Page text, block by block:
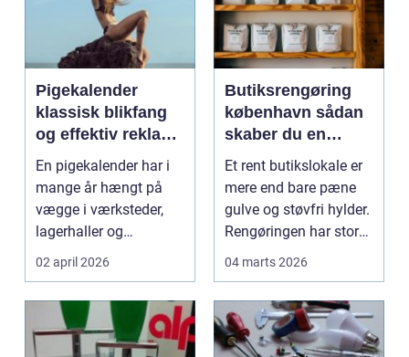
Pigekalender
klassisk blikfang
og effektiv reklame
året rundt
En pigekalender har i
mange år hængt på
vægge i værksteder,
lagerhaller og
frokoststuer over hele
02 april 2026
Butiksrengøring
københavn sådan
skaber du en
butik, kunderne
har lyst til at
komme tilbage til
Et rent butikslokale er
mere end bare pæne
gulve og støvfri hylder.
Rengøringen har stor
betydning f...
04 marts 2026